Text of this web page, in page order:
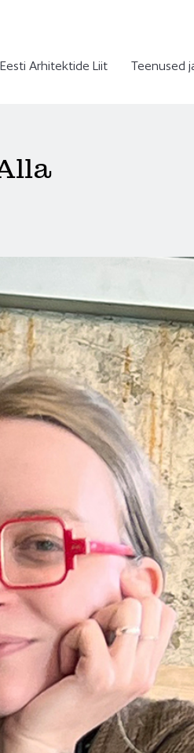
Eesti Arhitektide Liit Teenused